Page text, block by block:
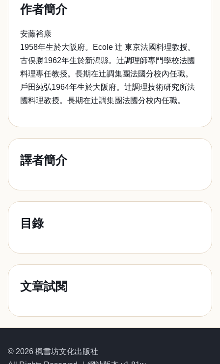
作者簡介
安藤裕康
1958年生於大阪府。Ecole 辻 東京法國料理教授。
古俣勝1962年生於新潟縣。辻調理師專門學校法國
料理專任教授。長期在辻調集團法國分校內任職。
戶田純弘1964年生於大阪府。辻調理技術研究所法
國料理教授。長期在辻調集團法國分校內任職。
譯者簡介
目錄
文章試閱
© 2026 楓書坊文化出版社